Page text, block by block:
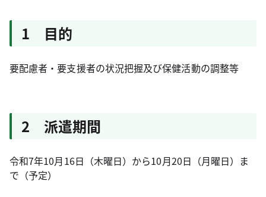
1 目的
要配慮者・要支援者の状況把握及び保健活動の調整等
2 派遣期間
令和7年10月16日（木曜日）から10月20日（月曜日）ま
で（予定）